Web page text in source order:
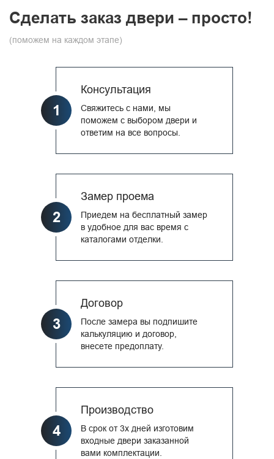
Сделать заказ двери – просто!
(поможем на каждом этапе)
1
Консультация
Свяжитесь с нами, мы
поможем с выбором двери и
ответим на все вопросы.
2
Замер проема
Приедем на бесплатный замер
в удобное для вас время с
каталогами отделки.
3
Договор
После замера вы подпишите
калькуляцию и договор,
внесете предоплату.
4
Производство
В срок от 3х дней изготовим
входные двери заказанной
вами комплектации.